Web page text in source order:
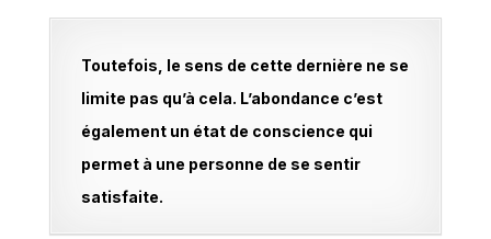
Toutefois, le sens de cette dernière ne se
limite pas qu’à cela. L’abondance c’est
également un état de conscience qui
permet à une personne de se sentir
satisfaite.